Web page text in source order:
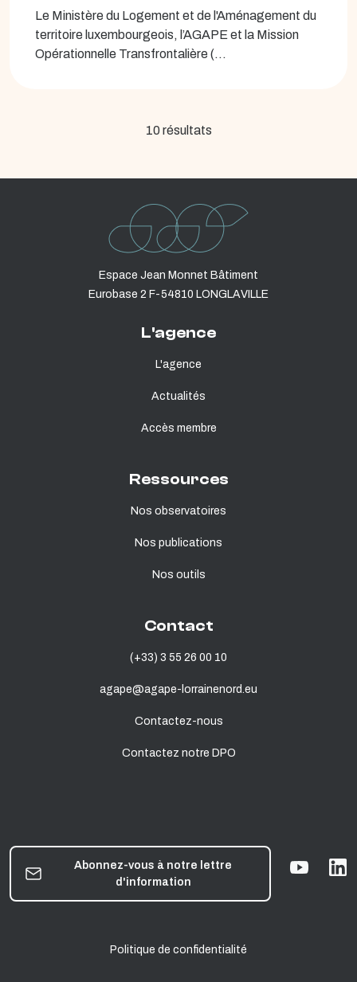
Le Ministère du Logement et de l'Aménagement du
territoire luxembourgeois, l’AGAPE et la Mission
Opérationnelle Transfrontalière (...
10 résultats
Espace Jean Monnet Bâtiment
Eurobase 2 F-54810 LONGLAVILLE
L'agence
L'agence
Actualités
Accès membre
Ressources
Nos observatoires
Nos publications
Nos outils
Contact
(+33) 3 55 26 00 10
agape@agape-lorrainenord.eu
Contactez-nous
Contactez notre DPO
Politique de confidentialité
Abonnez-vous à notre lettre
d'information